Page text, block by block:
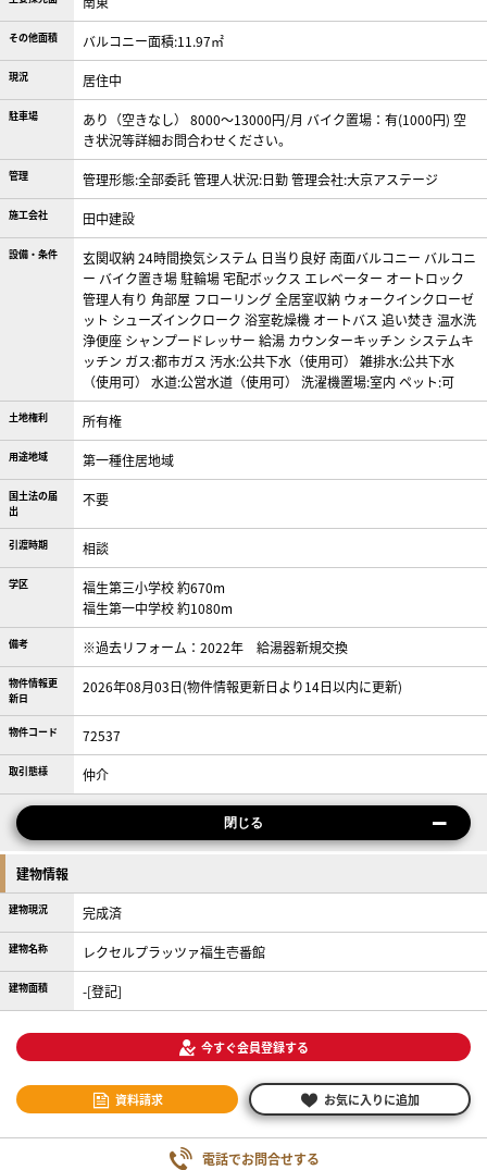
その他面積 バルコニー面積:11.97㎡
現況 居住中
駐車場
あり（空きなし） 8000～13000円/月 バイク置場：有(1000円) 空
き状況等詳細お問合わせください。
管理 管理形態:全部委託 管理人状況:日勤 管理会社:大京アステージ
施工会社 田中建設
設備・条件 玄関収納24時間換気システム 日当り良好南面バルコニー バルコニ
ー バイク置き場駐輪場宅配ボックス エレベーター オートロック
管理人有り 角部屋 フローリング全居室収納 ウォークインクローゼ
ット シューズインクローク 浴室乾燥機 オートバス 追い焚き 温水洗
浄便座 シャンプードレッサー 給湯 カウンターキッチン システムキ
ッチン ガス:都市ガス 汚水:公共下水（使用可）
雑排水:公共下水
（使用可）
水道:公営水道（使用可） 洗濯機置場:室内 ペット:可
土地権利 所有権
用途地域 第一種住居地域
国土法の届
出
不要
引渡時期 相談
学区
福生第三小学校 約670m
福生第一中学校 約1080m
備考 ※過去リフォーム：2022年 給湯器新規交換
物件情報更
新日
2026年08月03日(物件情報更新日より14日以内に更新)
物件コード 72537
取引態様 仲介
閉じる
建物情報
建物現況 完成済
建物名称 レクセルプラッツァ福生壱番館
建物面積 -[登記]
今すぐ会員登録する
資料請求 お気に入りに追加
電話でお問合せする